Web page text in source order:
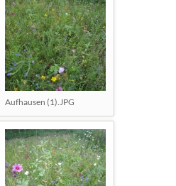
Aufhausen (1).JPG